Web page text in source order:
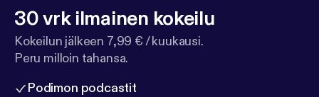
30 vrk ilmainen kokeilu
Kokeilun jälkeen 7,99 € / kuukausi.
Peru milloin tahansa.
Podimon podcastit